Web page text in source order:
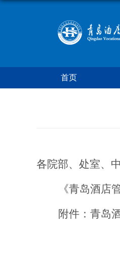
首页
各院部、处室、
《青岛酒店
附件：青岛